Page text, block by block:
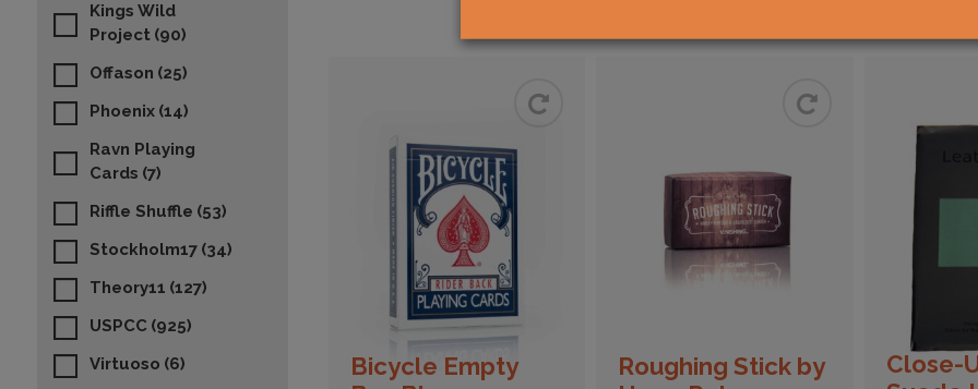
Kings Wild
Project (90)
Offason (25)
Phoenix (14)
Ravn Playing
Cards (7)
Riffle Shuffle (53)
Stockholm17 (34)
Theory11 (127)
USPCC (925)
Virtuoso (6)
Bicycle Empty
Roughing Stick by
Close-